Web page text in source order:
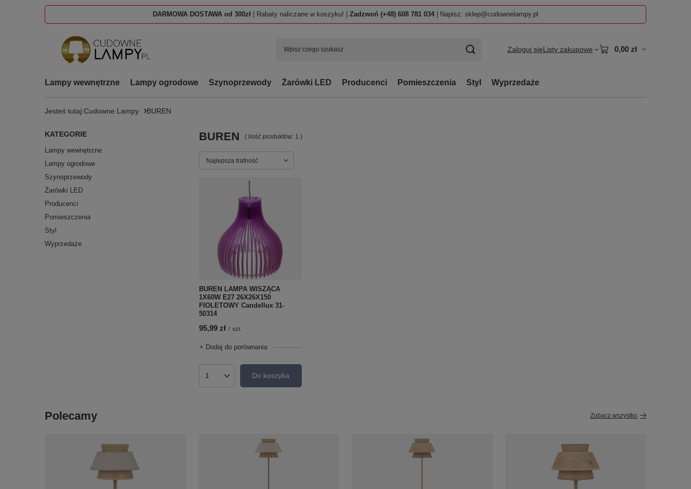
DARMOWA DOSTAWA od 300zł | Rabaty naliczane w koszyku! | Zadzwoń (+48) 608 781 034 | Napisz: sklep@cudownelampy.pl
Zaloguj sięListy zakupowe 0,00 zł
Lampy wewnętrzne Lampy ogrodowe Szynoprzewody Żarówki LED Producenci Pomieszczenia Styl Wyprzedaże
Jesteś tutaj:Cudowne Lampy BUREN
KATEGORIE
Lampy wewnętrzne
Lampy ogrodowe
Szynoprzewody
Żarówki LED
Producenci
Pomieszczenia
Styl
Wyprzedaże
BUREN ( ilość produktów: 1 )
Zmień sortowanie
Najlepsza trafność
BUREN LAMPA WISZĄCA
1X60W E27 26X26X150
FIOLETOWY Candellux 31-
50314
95,99 zł / szt.
+ Dodaj do porównania
Ilość produktówDo koszyka
Polecamy Zobacz wszystko